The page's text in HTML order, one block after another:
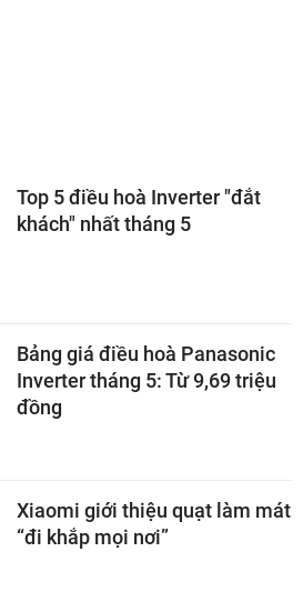
Top 5 điều hoà Inverter "đắt
khách" nhất tháng 5
Bảng giá điều hoà Panasonic
Inverter tháng 5: Từ 9,69 triệu
đồng
Xiaomi giới thiệu quạt làm mát
“đi khắp mọi nơi”